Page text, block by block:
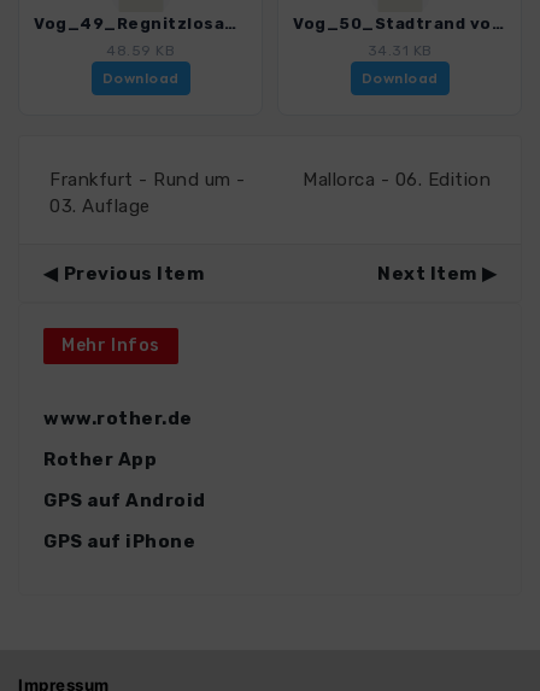
Vog_49_Regnitzlosau_4518_2.gpx
48.59 KB
Download
Vog_50_Stadtrand von Hof_4518_2.gpx
34.31 KB
Download
Frankfurt - Rund um -
03. Auflage
Mallorca - 06. Edition
Previous Item Next Item
Mehr Infos
www.rother.de
Rother App
GPS auf Android
GPS auf iPhone
Impressum